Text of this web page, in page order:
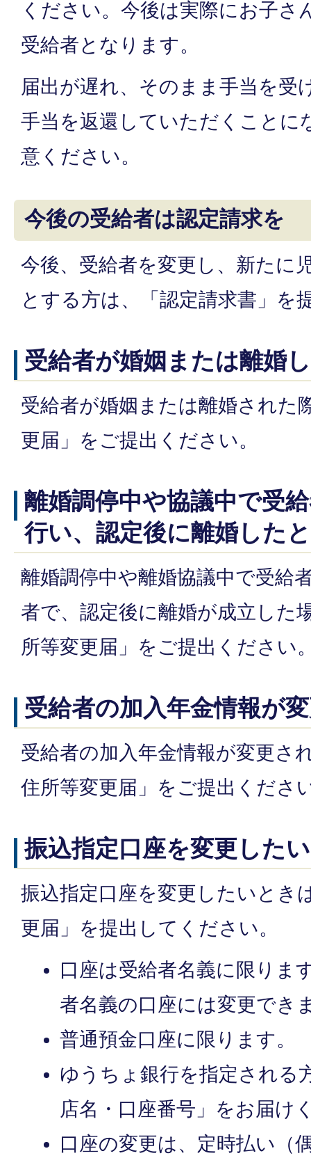
ください。今後は実際にお子さ
受給者となります。
届出が遅れ、そのまま手当を受
手当を返還していただくことに
意ください。
今後の受給者は認定請求を
今後、受給者を変更し、新たに
とする方は、「認定請求書」を
受給者が婚姻または離婚
受給者が婚姻または離婚された
更届」をご提出ください。
離婚調停中や協議中で受
行い、認定後に離婚した
離婚調停中や離婚協議中で受給
者で、認定後に離婚が成立した
所等変更届」をご提出ください
受給者の加入年金情報が
受給者の加入年金情報が変更さ
住所等変更届」をご提出くださ
振込指定口座を変更した
振込指定口座を変更したいとき
更届」を提出してください。
口座は受給者名義に限りま
者名義の口座には変更でき
普通預金口座に限ります。
ゆうちょ銀行を指定される
店名・口座番号」をお届け
口座の変更は、定時払い（